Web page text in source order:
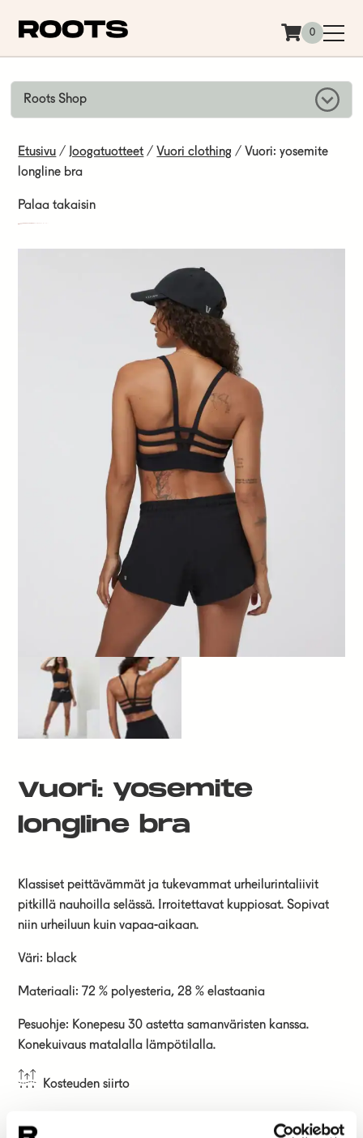
0
Roots Shop
Etusivu / Joogatuotteet / Vuori clothing / Vuori: yosemite
longline bra
Palaa takaisin
Vuori: yosemite
longline bra
Klassiset peittävämmät ja tukevammat urheilurintaliivit
pitkillä nauhoilla selässä. Irroitettavat kuppiosat. Sopivat
niin urheiluun kuin vapaa-aikaan.
Väri: black
Materiaali: 72 % polyesteria, 28 % elastaania
Pesuohje: Konepesu 30 astetta samanväristen kanssa.
Konekuivaus matalalla lämpötilalla.
Kosteuden siirto
80,00